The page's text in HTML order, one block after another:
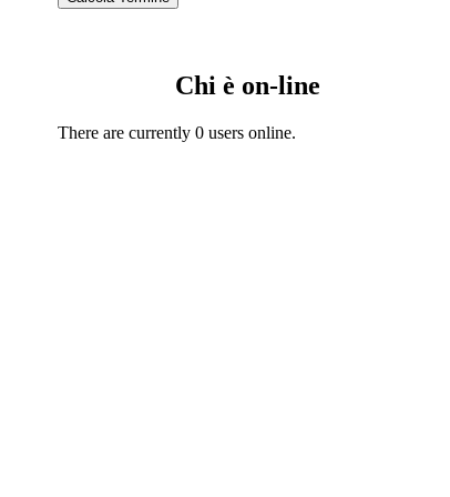
Chi è on-line
There are currently 0 users online.